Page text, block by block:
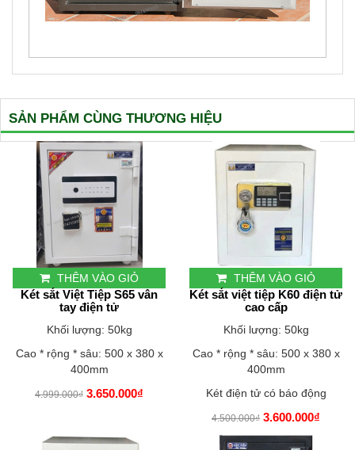
SẢN PHẨM CÙNG THƯƠNG HIỆU
THÊM VÀO GIỎ
Két sắt Việt Tiệp S65 vân
tay điện tử
Khối lượng: 50kg
Cao * rộng * sâu: 500 x 380 x
400mm
4.999.000₫ 3.650.000₫
THÊM VÀO GIỎ
Két sắt việt tiệp K60 điện tử
cao cấp
Khối lượng: 50kg
Cao * rộng * sâu: 500 x 380 x
400mm
Két điện tử có báo động
4.500.000₫ 3.600.000₫